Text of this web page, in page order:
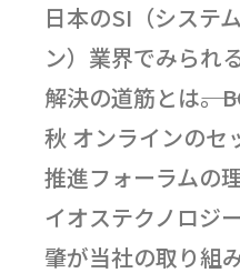
日本のSI（システ
ン）業界でみられ
解決の道筋とは――
秋 オンラインのセ
推進フォーラムの
イオステクノロジ
肇が当社の取り組